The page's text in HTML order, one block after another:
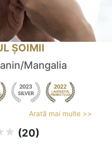
ȘOIMII
Mangalia
Arată mai multe >>
(20)